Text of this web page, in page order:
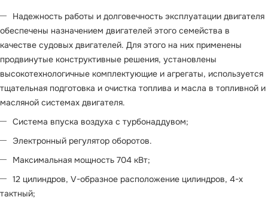
Надежность работы и долговечность эксплуатации двигателя
обеспечены назначением двигателей этого семейства в
качестве судовых двигателей. Для этого на них применены
продвинутые конструктивные решения, установлены
высокотехнологичные комплектующие и агрегаты, используется
тщательная подготовка и очистка топлива и масла в топливной и
масляной системах двигателя.
Система впуска воздуха с турбонаддувом;
Электронный регулятор оборотов.
Максимальная мощность 704 кВт;
12 цилиндров, V-образное расположение цилиндров, 4-х
тактный;